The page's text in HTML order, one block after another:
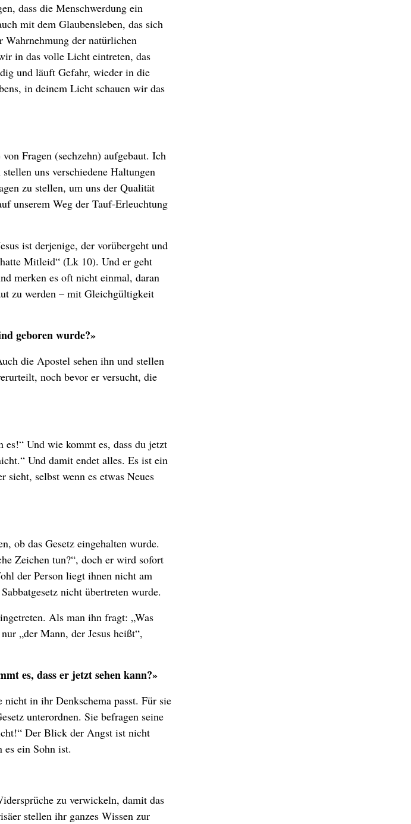
dass die Menschwerdung ein
mit dem Glaubensleben, das sich
der natürlichen
in das volle Licht eintreten, das
und läuft Gefahr, wieder in die
in deinem Licht schauen wir das
Fragen (sechzehn) aufgebaut. Ich
uns verschiedene Haltungen
zu stellen, um uns der Qualität
unserem Weg der Tauf-Erleuchtung
ist derjenige, der vorübergeht und
Mitleid“ (Lk 10). Und er geht
merken es oft nicht einmal, daran
zu werden – mit Gleichgültigkeit
geboren wurde?»
die Apostel sehen ihn und stellen
noch bevor er versucht, die
Und wie kommt es, dass du jetzt
Und damit endet alles. Es ist ein
selbst wenn es etwas Neues
ob das Gesetz eingehalten wurde.
Zeichen tun?“, doch er wird sofort
der Person liegt ihnen nicht am
nicht übertreten wurde.
Als man ihn fragt: „Was
„der Mann, der Jesus heißt“,
es, dass er jetzt sehen kann?»
in ihr Denkschema passt. Für sie
unterordnen. Sie befragen seine
Der Blick der Angst ist nicht
es ein Sohn ist.
zu verwickeln, damit das
stellen ihr ganzes Wissen zur